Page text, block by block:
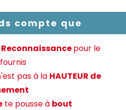
compte que
Reconnaissancepour le
pas à la HAUTEUR de
te pousse à bout